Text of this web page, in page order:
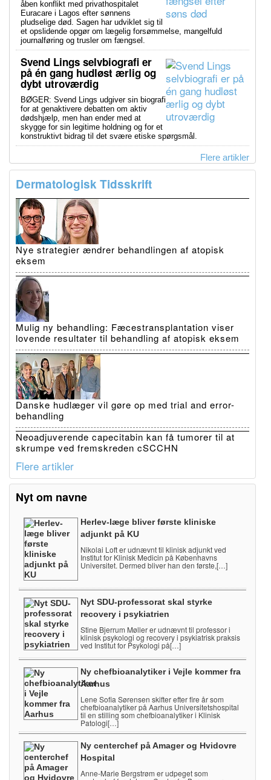
åben konflikt med privathospitalet
Euracare i Lagos efter sønnens
pludselige død. Sagen har udviklet sig til
et opslidende opgør om lægelig forsømmelse, mangelfuld
journalføring og trusler om fængsel.
Svend Lings selvbiografi er
på én gang hudløst ærlig og
dybt utroværdig
BØGER: Svend Lings udgiver sin biografi
for at genaktivere debatten om aktiv
dødshjælp, men han ender med at
skygge for sin legitime holdning og for et
konstruktivt bidrag til det svære etiske spørgsmål.
Flere artikler
Dermatologisk Tidsskrift
Nye strategier ændrer behandlingen af atopisk
eksem
Mulig ny behandling: Fæcestransplantation viser
lovende resultater til behandling af atopisk eksem
Danske hudlæger vil gøre op med trial and error-
behandling
Neoadjuverende capecitabin kan få tumorer til at
skrumpe ved fremskreden cSCCHN
Flere artikler
Nyt om navne
Herlev-læge bliver første kliniske
adjunkt på KU
Nikolai Loft er udnævnt til klinisk adjunkt ved
Institut for Klinisk Medicin på Københavns
Universitet. Dermed bliver han den første,[…]
Nyt SDU-professorat skal styrke
recovery i psykiatrien
Stine Bjerrum Møller er udnævnt til professor i
klinisk psykologi og recovery i psykiatrisk praksis
ved Institut for Psykologi på[…]
Ny chefbioanalytiker i Vejle kommer fra
Aarhus
Lene Sofia Sørensen skifter efter fire år som
chefbioanalytiker på Aarhus Universitetshospital
til en stilling som chefbioanalytiker i Klinisk
Patologi[…]
Ny centerchef på Amager og Hvidovre
Hospital
Anne-Marie Bergstrøm er udpeget som